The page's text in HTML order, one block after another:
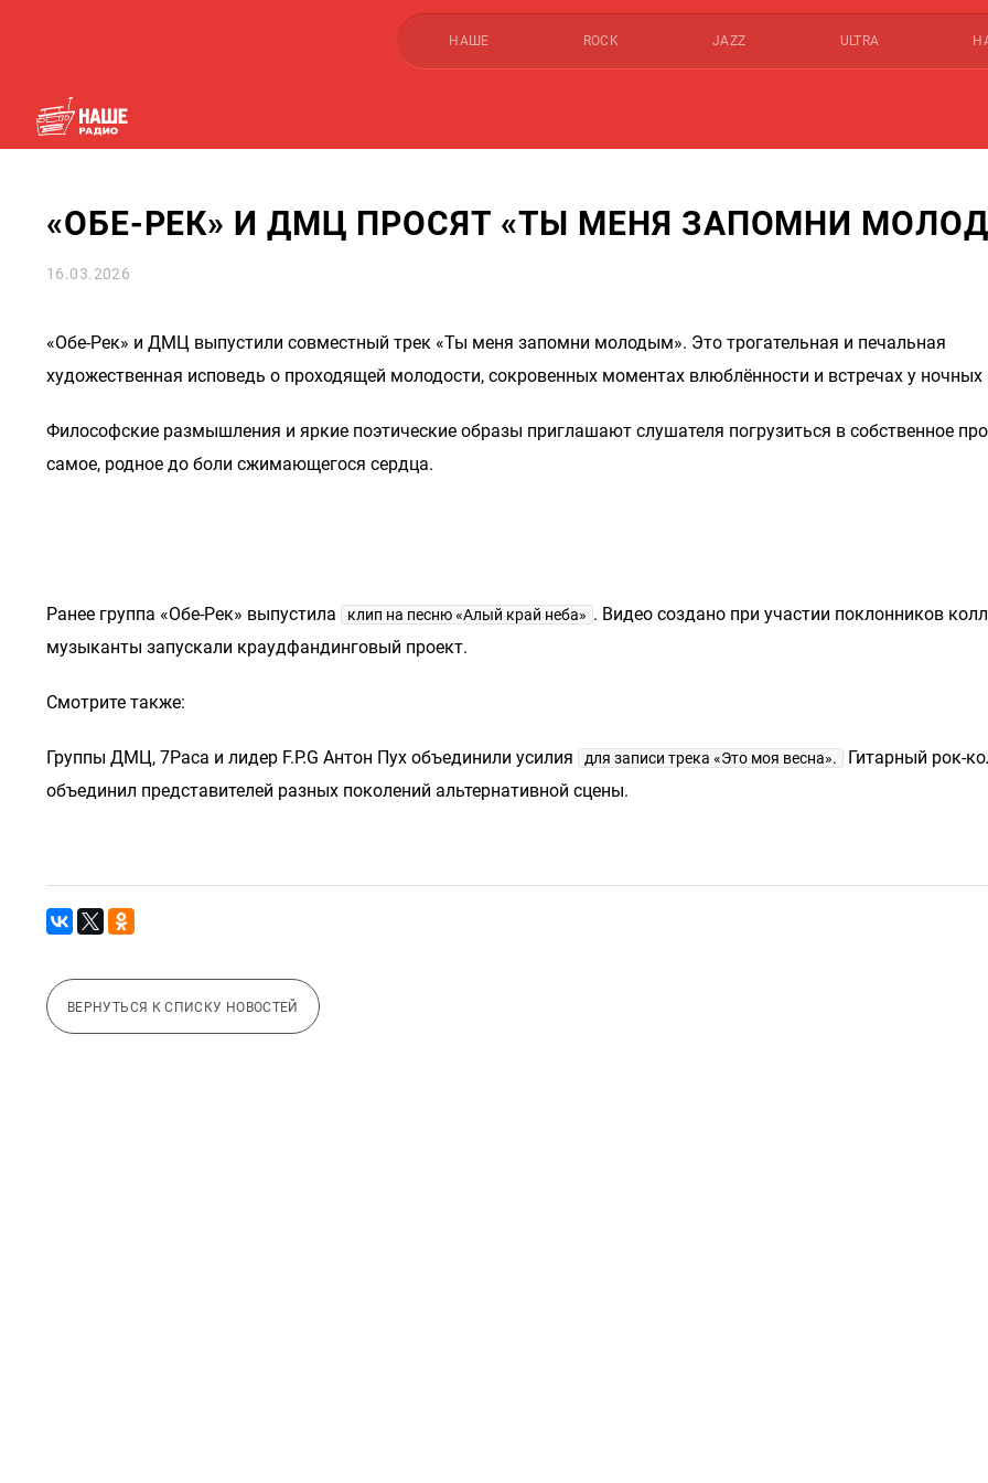
НАШЕ ROCK JAZZ ULTRA
«ОБЕ-РЕК» И ДМЦ ПРОСЯТ «ТЫ МЕНЯ ЗАПОМНИ
16.03.2026
«Обе-Рек» и ДМЦ выпустили совместный трек «Ты меня запомни молодым». Это трогательная и печальная
художественная исповедь о проходящей молодости, сокровенных моментах влюблённости и встречах у ночных
Философские размышления и яркие поэтические образы приглашают слушателя погрузиться в собственное
самое, родное до боли сжимающегося сердца.
Ранее группа «Обе-Рек» выпустила клип на песню «Алый край неба» . Видео создано при участии поклонников
музыканты запускали краудфандинговый проект.
Смотрите также:
Группы ДМЦ, 7Раса и лидер F.P.G Антон Пух объединили усилия для записи трека «Это моя весна».
Гитарный рок-
объединил представителей разных поколений альтернативной сцены.
ВЕРНУТЬСЯ К СПИСКУ НОВОСТЕЙ